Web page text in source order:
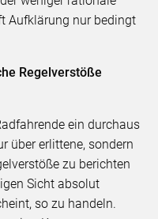
Aufklärung nur bedingt
Regelverstöße
ein durchaus
über erlittene, sondern
zu berichten
Sicht absolut
so zu handeln.